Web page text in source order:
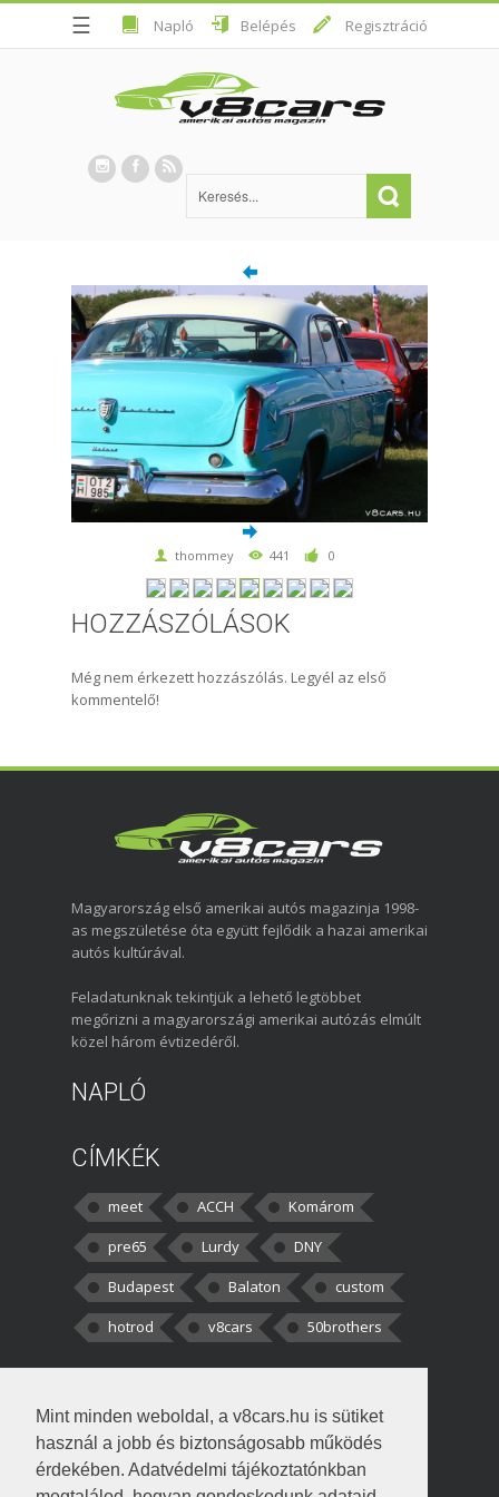
Mint minden weboldal, a v8cars.hu is sütiket
használ a jobb és biztonságosabb működés
érdekében. Adatvédelmi tájékoztatónkban
☰ Napló Belépés Regisztráció
thommey 441 0
HOZZÁSZÓLÁSOK
Még nem érkezett hozzászólás. Legyél az első
kommentelő!
Magyarország első amerikai autós magazinja 1998-
as megszületése óta együtt fejlődik a hazai amerikai
autós kultúrával.
Feladatunknak tekintjük a lehető legtöbbet
megőrizni a magyarországi amerikai autózás elmúlt
közel három évtizedéről.
NAPLÓ
CÍMKÉK
meet ACCH
Komárom
pre65
Lurdy
DNY
Budapest
Balaton
custom
hotrod
v8cars 50brothers
kortisz:Elszúrtam! Én csak két
darabbaal számoltam. Nem tudtam, hogy fél autót,